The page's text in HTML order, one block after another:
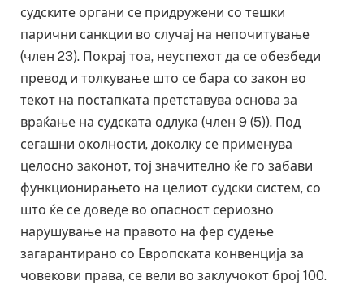
судските органи се придружени со тешки
парични санкции во случај на непочитување
(член 23). Покрај тоа, неуспехот да се обезбеди
превод и толкување што се бара со закон во
текот на постапката претставува основа за
враќање на судската одлука (член 9 (5)). Под
сегашни околности, доколку се применува
целосно законот, тој значително ќе го забави
функционирањето на целиот судски систем, со
што ќе се доведе во опасност сериозно
нарушување на правото на фер судење
загарантирано со Европската конвенција за
човекови права, се вели во заклучокот број 100.